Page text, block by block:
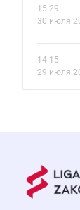
15.29
30 июля
14.15
29 июля